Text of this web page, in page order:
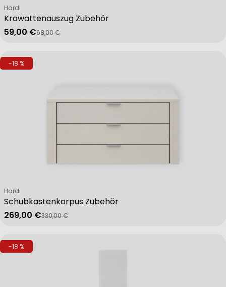
Krawattenauszug Zubehör
Verkäufer:
Hardi
Verkaufspreis
59,00 €
Regulärer Preis
68,00 €
-18 %
Schubkastenkorpus Zubehör
Verkäufer:
Hardi
Verkaufspreis
269,00 €
Regulärer Preis
330,00 €
-18 %